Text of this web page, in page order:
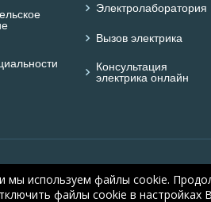
Электролаборатория
Вызов электрика
Консультация
электрика онлайн
electric.ru,
мы используем файлы cookie.
файлы cookie в настройках